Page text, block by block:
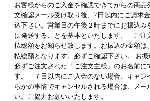
お客様からのご入金を確認できてからの商品
文確認メール受け取り後、7日以内にご請求
込下さい。営業日の午後２時までにお振込み
に発送することを基本といたします。 ご注
払総額をお知らせ致します。お振込の金額は
払総額となります。必ずご確認下さい。 お振
必ずご注文された「ご注文主様」のお名前に
す。 ７日以内にご入金のない場合、キャン
らかの事情でキャンセルされる場合は、メー
い。ご協力お願いいたします。